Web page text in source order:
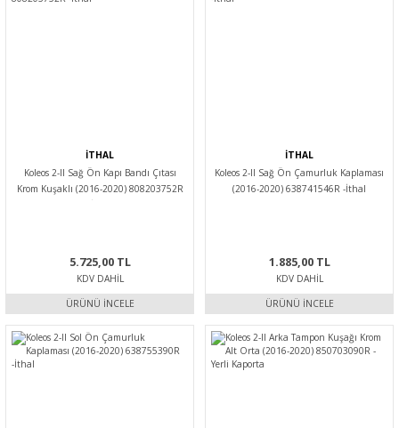
İTHAL
Koleos 2-II Sağ Ön Kapı Bandı Çıtası
Krom Kuşaklı (2016-2020) 808203752R
5.725,00 TL
KDV DAHIL
ÜRÜNÜ İNCELE
İTHAL
Koleos 2-II Sağ Ön Çamurluk Kaplaması
(2016-2020) 638741546R -İthal
1.885,00 TL
KDV DAHIL
ÜRÜNÜ İNCELE